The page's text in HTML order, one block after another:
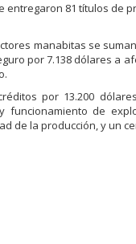
81 títulos de
manabitas se
por 7.138 dólares a
por 13.200
funcionamiento de
de la producción, y un